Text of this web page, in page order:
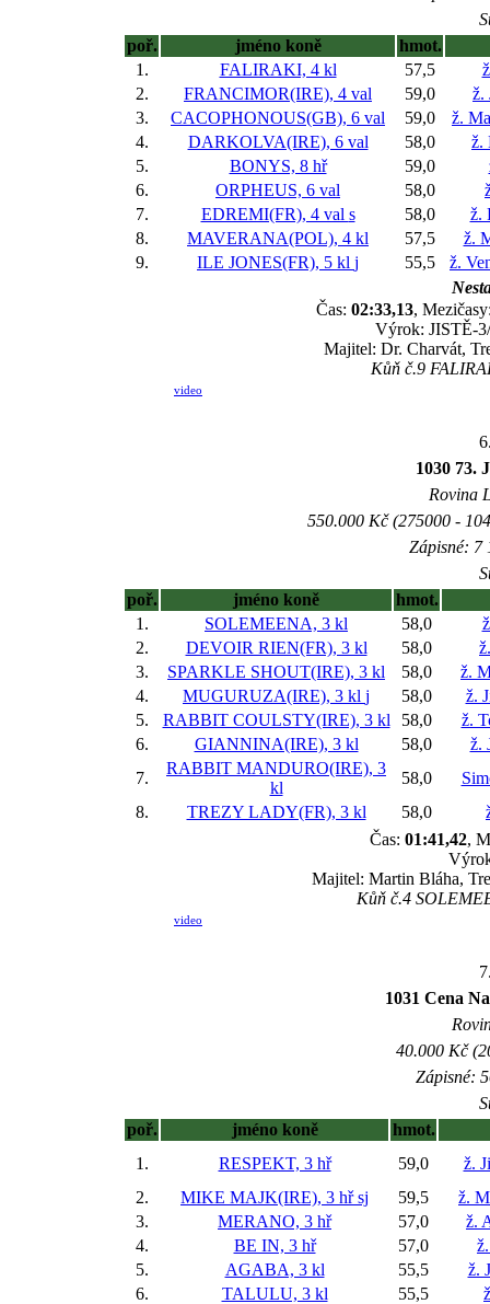
poř.
jméno koně
hmot.
1.
FALIRAKI, 4 kl 57,5
2.
FRANCIMOR(IRE), 4 val 59,0
ž.
3.
CACOPHONOUS(GB), 6 val 59,0
ž.
4.
DARKOLVA(IRE), 6 val 58,0
ž.
5.
BONYS, 8 hř 59,0
6.
ORPHEUS, 6 val 58,0
7.
EDREMI(FR), 4 val s 58,0
ž.
8.
MAVERANA(POL), 4 kl 57,5
ž.
9.
ILE JONES(FR), 5 kl j 55,5
ž.
Čas: 02:33,13,
Výrok: JISTĚ-
Majitel: Dr. Charvát,
Kůň č.9
video
1030 73.
Rovina
550.000 Kč (275000 -
Zápisné: 7
poř.
jméno koně
hmot.
1.
SOLEMEENA, 3 kl 58,0
2.
DEVOIR RIEN(FR), 3 kl 58,0
3.
SPARKLE SHOUT(IRE), 3 kl 58,0
ž.
4.
MUGURUZA(IRE), 3 kl j 58,0
ž.
5.
RABBIT COULSTY(IRE), 3 kl 58,0
ž.
6.
GIANNINA(IRE), 3 kl 58,0
ž.
7.
RABBIT MANDURO(IRE), 3
kl
58,0
8.
TREZY LADY(FR), 3 kl 58,0
Čas: 01:41,42,
Majitel: Martin Bláha,
Kůň č.4
video
1031 Cena
40.000 Kč
Zápisné:
poř.
jméno koně
hmot.
1.
RESPEKT, 3 hř 59,0
ž.
2.
MIKE MAJK(IRE), 3 hřsj 59,5
ž.
3.
MERANO, 3 hř 57,0
ž.
4.
BE IN, 3 hř 57,0
5.
AGABA, 3 kl 55,5
ž.
6.
TALULU, 3 kl 55,5